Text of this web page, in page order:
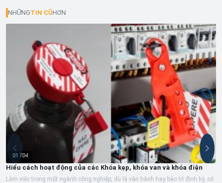
NHỮNGTIN CŨHƠN
01 T04
Hiểu cách hoạt động của các Khóa kẹp, khóa van và khóa điện
Làm việc trong một ngành công nghiệp, dù là vận hành hay bảo trì định kỳ, có